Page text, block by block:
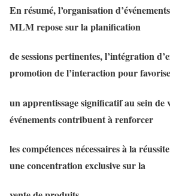
En résumé, l’organisation
MLM repose sur la planification
de sessions pertinentes, l’intégration
promotion de l’interaction pour
un apprentissage significatif au sein de
événements contribuent à renforcer
les compétences nécessaires à la
une concentration exclusive sur la